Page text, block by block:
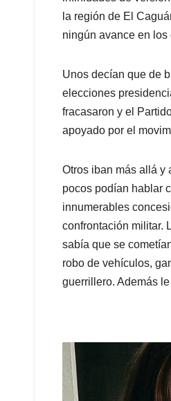
p
k
n
la región de El
ningún avance en los
Unos decían que de
elecciones
fracasaron y el
apoyado por el
Otros iban más allá y
pocos podían hablar
innumerables
confrontación militar.
sabía que se
robo de vehículos,
guerrillero. Además